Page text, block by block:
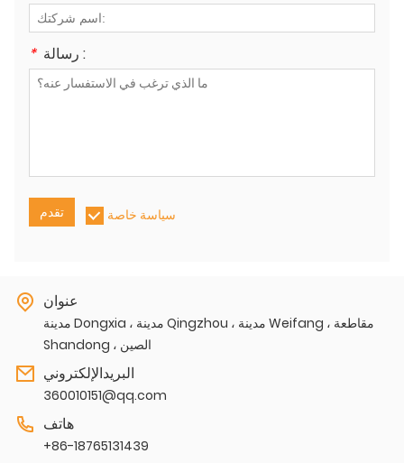
* رسالة :
تقدم سياسة خاصة
عنوان
مدينة Dongxia ، مدينة Qingzhou ، مدينة Weifang ، مقاطعة
Shandong ، الصين
البريدالإلكتروني
360010151@qq.com
هاتف
+86-18765131439